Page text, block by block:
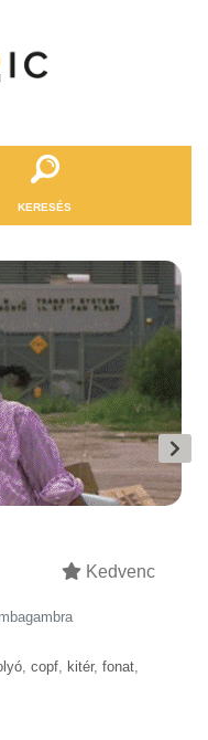
KERESÉS
Kedvenc
, copf, kitér, fonat,